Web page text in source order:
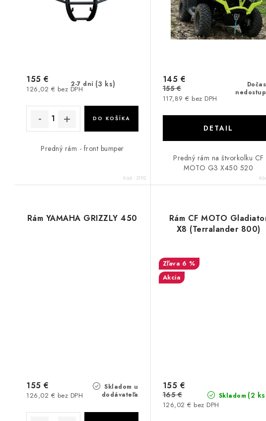
2-7 dní (3 ks)
126,02 € bez DPH
155 €
DO KOŠÍKA
Predný rám - front bumper
Kód: 3192
117,89 € bez DPH
145 €
155 €
DETAIL
Predný rám na štvorkolku CF
MOTO G3 X450 520
Rám YAMAHA GRIZZLY 450
Skladom u
dodávateľa
126,02 € bez DPH
155 €
Rám CF MOTO
X8 (Terralander 800)
6 %
Akcia
Skladom (2
126,02 € bez DPH
155 €
165 €